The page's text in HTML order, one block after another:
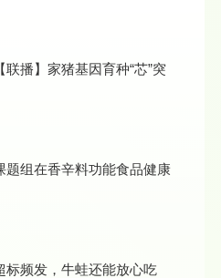
联播】家猪基因育种“芯”突
题组在香辛料功能食品健康
标频发，牛蛙还能放心吃